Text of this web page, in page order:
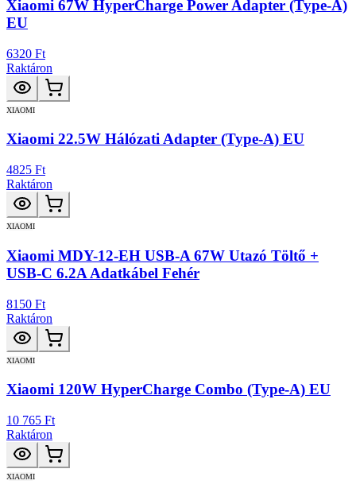
Xiaomi 67W HyperCharge Power Adapter (Type-A)
EU
6320 Ft
Raktáron
XIAOMI
Xiaomi 22.5W Hálózati Adapter (Type-A) EU
4825 Ft
Raktáron
XIAOMI
Xiaomi MDY-12-EH USB-A 67W Utazó Töltő +
USB-C 6.2A Adatkábel Fehér
8150 Ft
Raktáron
XIAOMI
Xiaomi 120W HyperCharge Combo (Type-A) EU
10 765 Ft
Raktáron
XIAOMI